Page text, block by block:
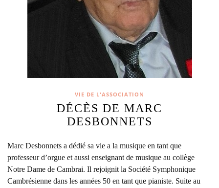
VIE DE L'ASSOCIATION
DÉCÈS DE MARC
DESBONNETS
Marc Desbonnets a dédié sa vie a la musique en tant que
professeur d’orgue et aussi enseignant de musique au collège
Notre Dame de Cambrai. Il rejoignit la Société Symphonique
Cambrésienne dans les années 50 en tant que pianiste. Suite au